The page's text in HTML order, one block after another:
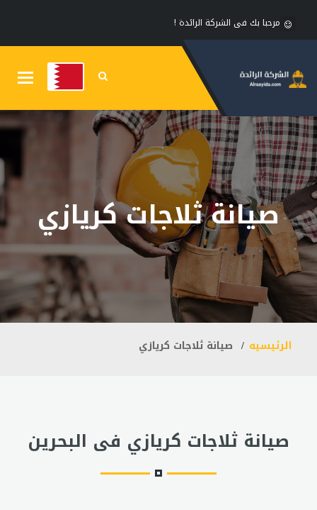
مرحبا بك فى الشركة الرائدة !
صيانة ثلاجات كريازي
الرئيسيه صيانة ثلاجات كريازي
صيانة ثلاجات كريازي فى البحرين